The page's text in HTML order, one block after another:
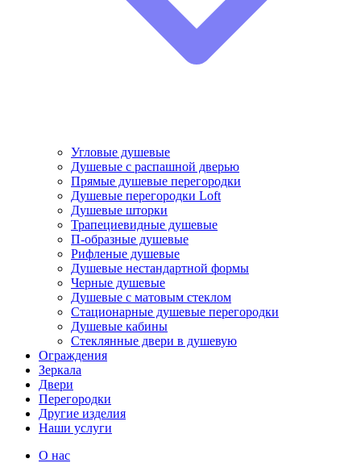
Угловые душевые
Душевые с распашной дверью
Прямые душевые перегородки
Душевые перегородки Loft
Душевые шторки
Трапециевидные душевые
П-образные душевые
Рифленые душевые
Душевые нестандартной формы
Черные душевые
Душевые с матовым стеклом
Стационарные душевые перегородки
Душевые кабины
Стеклянные двери в душевую
Ограждения
Зеркала
Двери
Перегородки
Другие изделия
Наши услуги
О нас